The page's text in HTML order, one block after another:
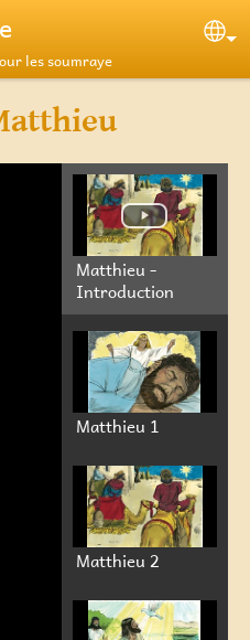
les soumraye
Matthieu -
Introduction
Matthieu 1
Matthieu 2